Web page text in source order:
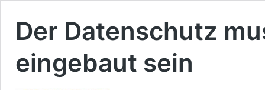
Der Datenschutz
eingebaut sein